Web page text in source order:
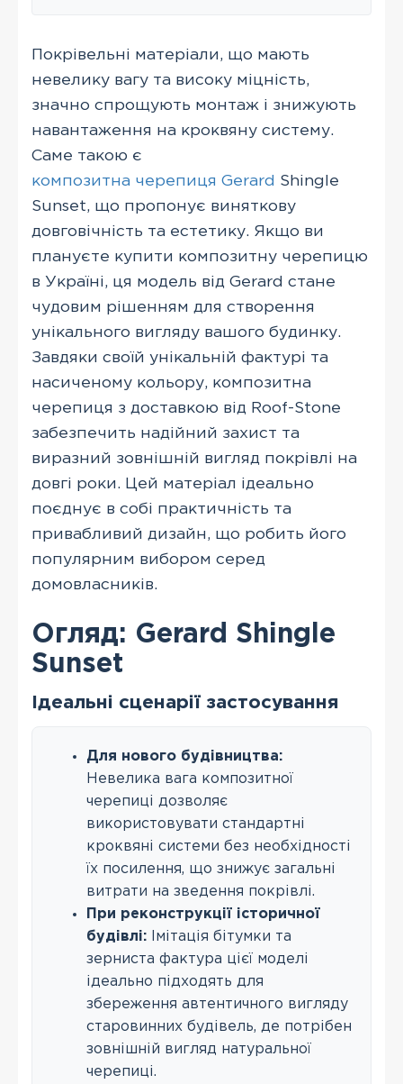
Покрівельні матеріали, що мають
невелику вагу та високу міцність,
значно спрощують монтаж і знижують
навантаження на кроквяну систему.
Саме такою є
композитна черепиця Gerard Shingle
Sunset, що пропонує виняткову
довговічність та естетику. Якщо ви
плануєте купити композитну черепицю
в Україні, ця модель від Gerard стане
чудовим рішенням для створення
унікального вигляду вашого будинку.
Завдяки своїй унікальній фактурі та
насиченому кольору, композитна
черепиця з доставкою від Roof-Stone
забезпечить надійний захист та
виразний зовнішній вигляд покрівлі на
довгі роки. Цей матеріал ідеально
поєднує в собі практичність та
привабливий дизайн, що робить його
популярним вибором серед
домовласників.
Огляд: Gerard Shingle
Sunset
Ідеальні сценарії застосування
Для нового будівництва:
Невелика вага композитної
черепиці дозволяє
використовувати стандартні
кроквяні системи без необхідності
їх посилення, що знижує загальні
витрати на зведення покрівлі.
При реконструкції історичної
будівлі: Імітація бітумки та
зерниста фактура цієї моделі
ідеально підходять для
збереження автентичного вигляду
старовинних будівель, де потрібен
зовнішній вигляд натуральної
черепиці.